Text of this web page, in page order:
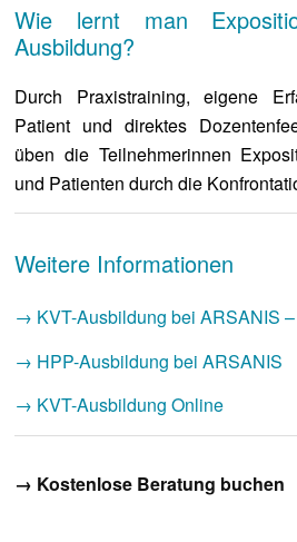
Wie lernt man
Ausbildung?
Durch Praxistraining, eigene
Patient und direktes
üben die Teilnehmerinnen
und Patienten durch die
Weitere Informationen
→ KVT-Ausbildung bei ARSANIS
→ HPP-Ausbildung bei ARSANIS
→ KVT-Ausbildung Online
→ Kostenlose Beratung buchen